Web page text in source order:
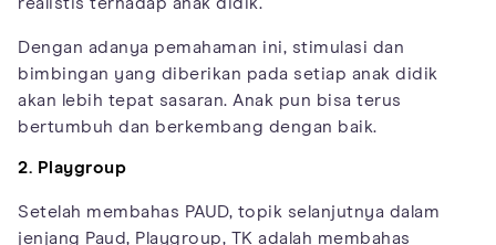
Dengan adanya pemahaman ini, stimulasi dan
bimbingan yang diberikan pada setiap anak didik
akan lebih tepat sasaran. Anak pun bisa terus
bertumbuh dan berkembang dengan baik.
2. Playgroup
Setelah membahas PAUD, topik selanjutnya dalam
jenjang Paud, Playgroup, TK adalah membahas